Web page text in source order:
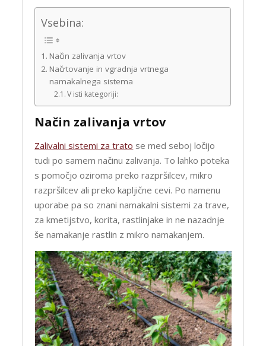
Vsebina:
Način zalivanja vrtov
Načrtovanje in vgradnja vrtnega
namakalnega sistema
V isti kategoriji:
Način zalivanja vrtov
Zalivalni sistemi za trato se med seboj ločijo
tudi po samem načinu zalivanja. To lahko poteka
s pomočjo oziroma preko razpršilcev, mikro
razpršilcev ali preko kapljične cevi. Po namenu
uporabe pa so znani namakalni sistemi za trave,
za kmetijstvo, korita, rastlinjake in ne nazadnje
še namakanje rastlin z mikro namakanjem.